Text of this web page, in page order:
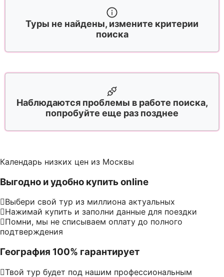
Туры не найдены, измените критерии
поиска
Наблюдаются проблемы в работе поиска,
попробуйте еще раз позднее
Календарь низких цен из Москвы
Выгодно и удобно купить online
Выбери свой тур из миллиона актуальных
Нажимай купить и заполни данные для поездки
Помни, мы не списываем оплату до полного
подтверждения
География 100% гарантирует
Твой тур будет под нашим профессиональным